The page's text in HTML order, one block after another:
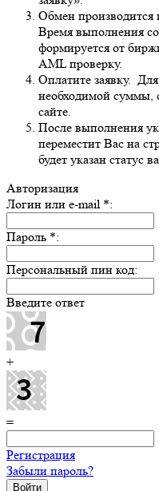
Обмен производится
Время выполнения
формируется от
AML проверку.
Оплатите заявку.
необходимой суммы,
сайте.
После выполнения
переместит Вас на
будет указан статус
Авторизация
Логин или e-mail *:
Пароль *:
Персональный пин код:
Введите ответ
+
=
Регистрация
Забыли пароль?